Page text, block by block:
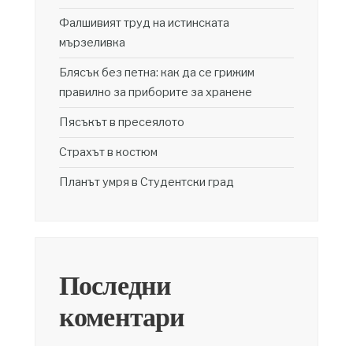
Фалшивият труд на истинската
мързеливка
Блясък без петна: как да се грижим
правилно за приборите за хранене
Пясъкът в пресеялото
Страхът в костюм
Планът умря в Студентски град
Последни
коментари